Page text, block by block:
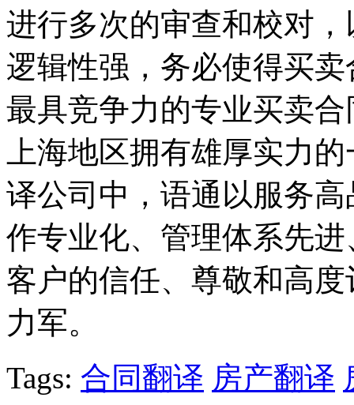
进行多次的审查和校对
逻辑性强，务必使得买
最具竞争力的专业买卖
上海地区拥有雄厚实力
译公司中，语通以服务
作专业化、管理体系先
客户的信任、尊敬和高
力军。
Tags: 合同翻译 房产翻译